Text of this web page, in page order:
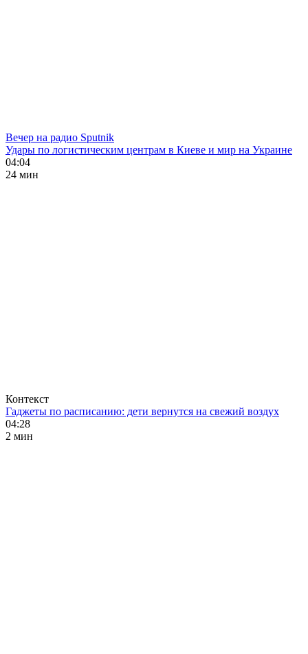
Вечер на радио Sputnik
Удары по логистическим центрам в Киеве и мир на Украине
04:04
24 мин
Контекст
Гаджеты по расписанию: дети вернутся на свежий воздух
04:28
2 мин